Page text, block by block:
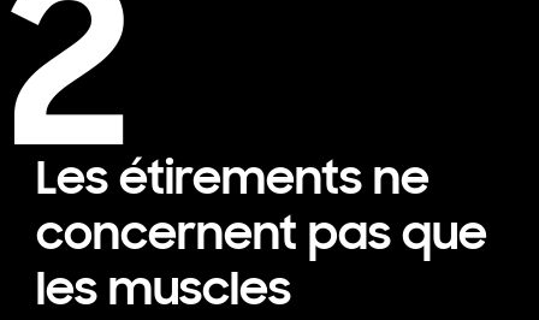
2
Les étirements ne
concernent pas que
les muscles